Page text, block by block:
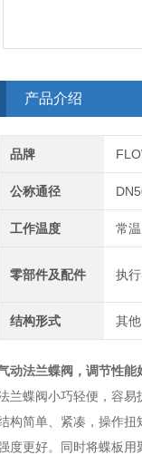
产品介绍
品牌
公称通径
工作温度 常温
零部件及配件 执
结构形式 其他
动法兰蝶阀 ，调节性能
兰蝶阀小巧轻便，容
构简单、紧凑，操作扭
度更好。同时将蝶板